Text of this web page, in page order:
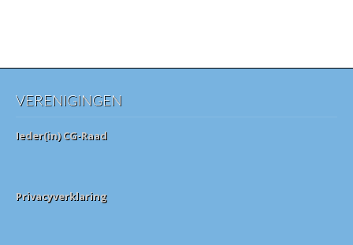
VERENIGINGEN
Ieder(in) CG-Raad
Privacyverklaring